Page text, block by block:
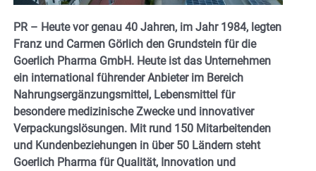
PR – Heute vor genau 40 Jahren, im Jahr 1984, legten
Franz und Carmen Görlich den Grundstein für die
Goerlich Pharma GmbH. Heute ist das Unternehmen
ein international führender Anbieter im Bereich
Nahrungsergänzungsmittel, Lebensmittel für
besondere medizinische Zwecke und innovativer
Verpackungslösungen. Mit rund 150 Mitarbeitenden
und Kundenbeziehungen in über 50 Ländern steht
Goerlich Pharma für Qualität, Innovation und